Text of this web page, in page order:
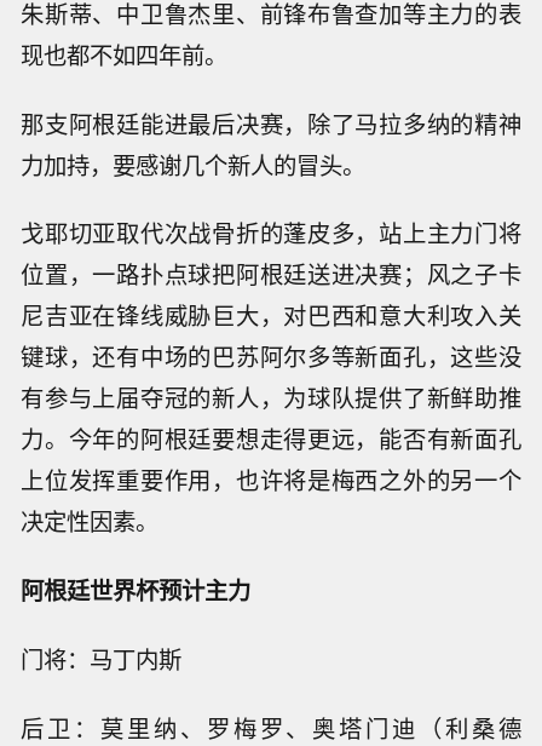
朱斯蒂、中卫鲁杰里、前锋布鲁查加等主力的表
现也都不如四年前。
那支阿根廷能进最后决赛，除了马拉多纳的精神
力加持，要感谢几个新人的冒头。
戈耶切亚取代次战骨折的蓬皮多，站上主力门将
位置，一路扑点球把阿根廷送进决赛；风之子卡
尼吉亚在锋线威胁巨大，对巴西和意大利攻入关
键球，还有中场的巴苏阿尔多等新面孔，这些没
有参与上届夺冠的新人，为球队提供了新鲜助推
力。今年的阿根廷要想走得更远，能否有新面孔
上位发挥重要作用，也许将是梅西之外的另一个
决定性因素。
阿根廷世界杯预计主力
门将：马丁内斯
后卫：莫里纳、罗梅罗、奥塔门迪（利桑德